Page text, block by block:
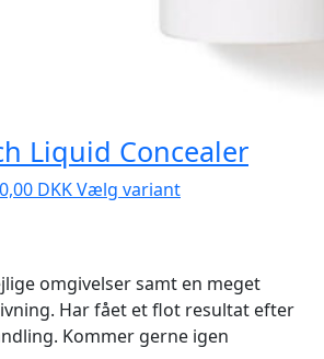
Liquid Concealer
DKK.
DKKDen
180,00 DKK.
Vælg variantDette
varianter.
Mulighederne
kan
omgivelser samt en meget
Har fået et flot resultat efter
Kommer gerne igen